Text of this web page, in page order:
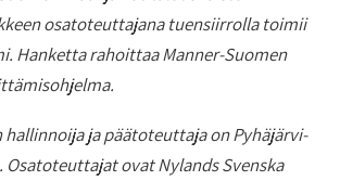
osatoteuttajana tuensiirrolla toimii
Hanketta rahoittaa Manner-Suomen
hallinnoija ja päätoteuttaja on Pyhäjärvi-
ovat Nylands Svenska